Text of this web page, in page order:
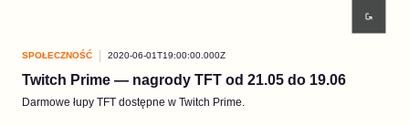
SPOŁECZNOŚĆ 2020-06-01T19:00:00.000Z
Twitch Prime — nagrody TFT od 21.05 do 19.06
Darmowe łupy TFT dostępne w Twitch Prime.